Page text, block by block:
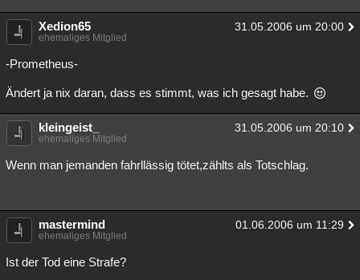
Xedion65 31.05.2006 um 20:00
ehemaliges Mitglied
-Prometheus-
Ändert ja nix daran, dass es stimmt, was ich gesagt habe.
kleingeist_ 31.05.2006 um 20:10
ehemaliges Mitglied
Wenn man jemanden fahrllässig tötet,zählts als Totschlag.
mastermind 01.06.2006 um 11:29
ehemaliges Mitglied
Ist der Tod eine Strafe?